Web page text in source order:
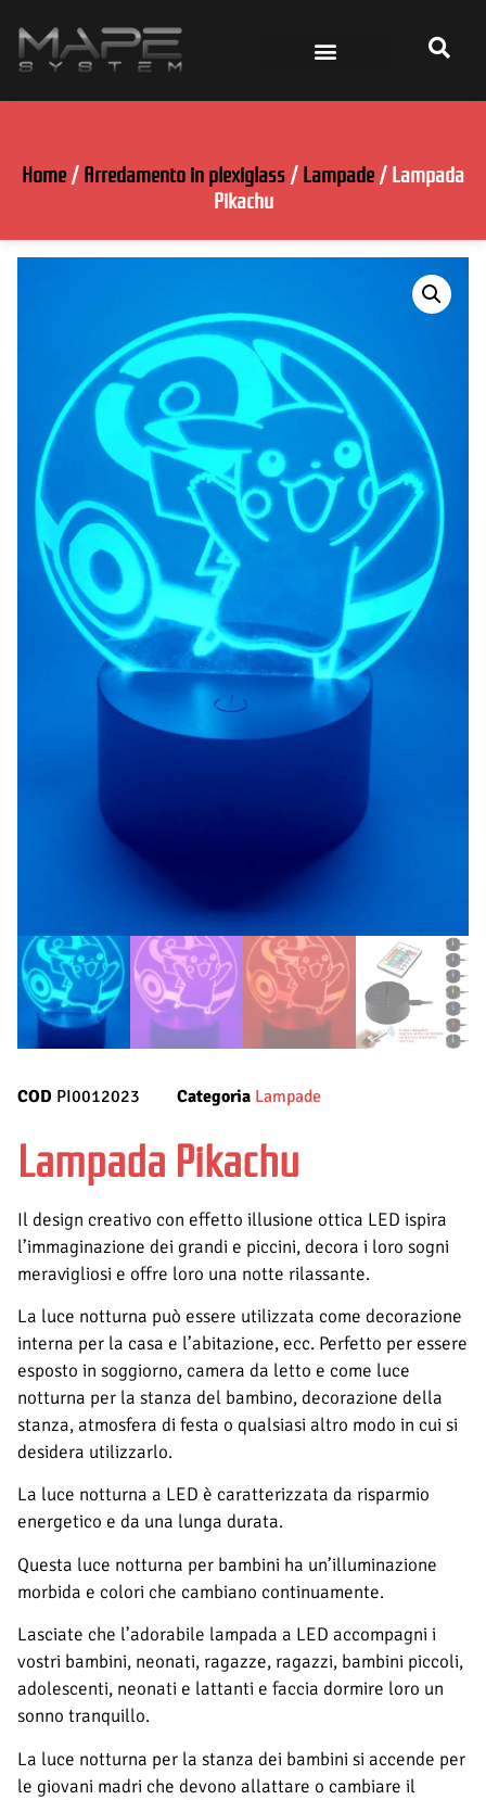
Home/Arredamento in plexiglass/Lampade/ Lampada
Pikachu
COD PI0012023 Categoria Lampade
Lampada Pikachu
Il design creativo con effetto illusione ottica LED ispira
l’immaginazione dei grandi e piccini, decora i loro sogni
meravigliosi e offre loro una notte rilassante.
La luce notturna può essere utilizzata come decorazione
interna per la casa e l’abitazione, ecc. Perfetto per essere
esposto in soggiorno, camera da letto e come luce
notturna per la stanza del bambino, decorazione della
stanza, atmosfera di festa o qualsiasi altro modo in cui si
desidera utilizzarlo.
La luce notturna a LED è caratterizzata da risparmio
energetico e da una lunga durata.
Questa luce notturna per bambini ha un’illuminazione
morbida e colori che cambiano continuamente.
Lasciate che l’adorabile lampada a LED accompagni i
vostri bambini, neonati, ragazze, ragazzi, bambini piccoli,
adolescenti, neonati e lattanti e faccia dormire loro un
sonno tranquillo.
La luce notturna per la stanza dei bambini si accende per
le giovani madri che devono allattare o cambiare il